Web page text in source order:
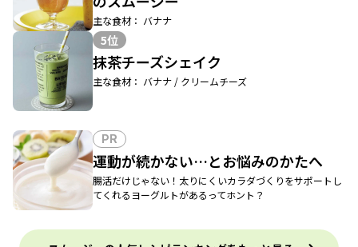
主な食材： バナナ
5位
抹茶チーズシェイク
主な食材： バナナ / クリームチーズ
PR
運動が続かない…とお悩みのかたへ
腸活だけじゃない！太りにくいカラダづくりをサポートし
てくれるヨーグルトがあるってホント？